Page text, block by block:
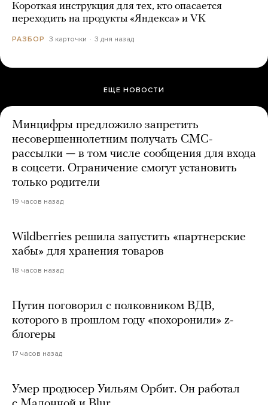
Короткая инструкция для тех, кто опасается
переходить на продукты «Яндекса» и VK
РАЗБОР 3 карточки 3 дня назад
ЕЩЕ НОВОСТИ
Минцифры предложило запретить
несовершеннолетним получать СМС-
рассылки — в том числе сообщения для входа
в соцсети. Ограничение смогут установить
только родители
19 часов назад
Wildberries решила запустить «партнерские
хабы» для хранения товаров
18 часов назад
Путин поговорил с полковником ВДВ,
которого в прошлом году «похоронили» z-
блогеры
17 часов назад
Умер продюсер Уильям Орбит. Он работал